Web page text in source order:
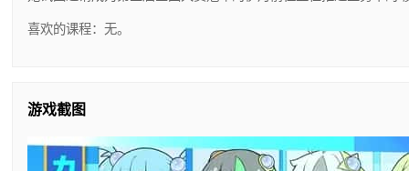
喜欢的课程：无。
游戏截图